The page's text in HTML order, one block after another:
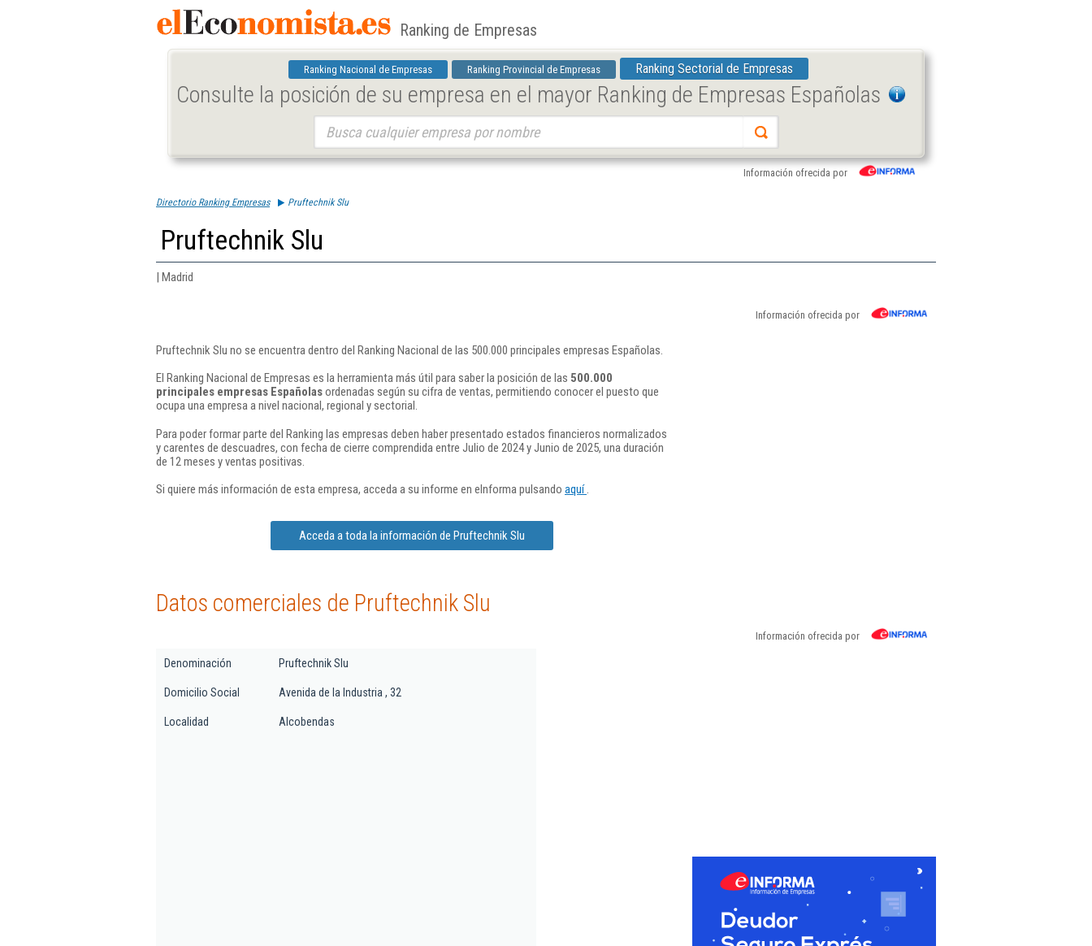
Ranking de Empresas
Ranking Nacional de Empresas Ranking Provincial de Empresas Ranking Sectorial de Empresas
Consulte la posición de su empresa en el mayor Ranking de Empresas Españolas
Información ofrecida por
Directorio Ranking Empresas Pruftechnik Slu
Pruftechnik Slu
| Madrid
Información ofrecida por
Pruftechnik Slu no se encuentra dentro del Ranking Nacional de las 500.000 principales empresas Españolas.
El Ranking Nacional de Empresas es la herramienta más útil para saber la posición de las 500.000
principales empresas Españolasordenadas según su cifra de ventas, permitiendo conocer el puesto que
ocupa una empresa a nivel nacional, regional y sectorial.
Para poder formar parte del Ranking las empresas deben haber presentado estados financieros normalizados
y carentes de descuadres, con fecha de cierre comprendida entre Julio de 2024 y Junio de 2025, una duración
de 12 meses y ventas positivas.
Si quiere más información de esta empresa, acceda a su informe en eInforma pulsando aquí.
Acceda a toda la información de Pruftechnik Slu
Datos comerciales de Pruftechnik Slu
Información ofrecida por
Denominación Pruftechnik Slu
Domicilio Social Avenida de la Industria , 32
Localidad Alcobendas